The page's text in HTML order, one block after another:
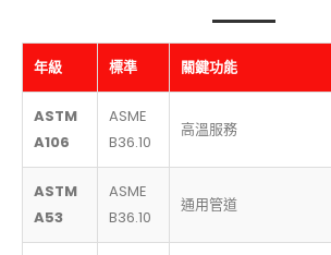
年級 標準 關鍵功能
ASTM
A106
ASME
B36.10
高溫服務
ASTM
A53
ASME
B36.10
通用管道